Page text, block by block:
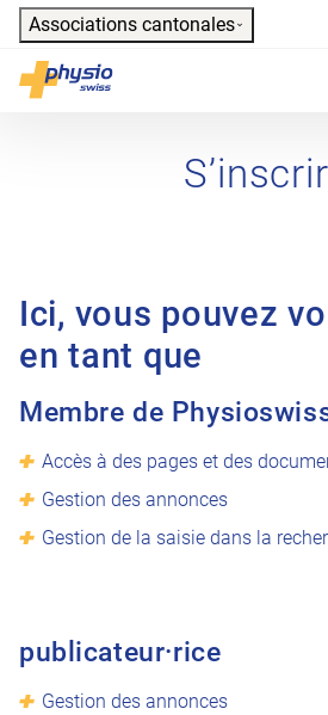
Header
Associations cantonales
Physioswiss
Navigation
Ici, vous pouvez
en tant que
Membre de
Accès à des pages et des
Gestion des annonces
Gestion de la saisie dans la
publicateur·rice
Gestion des annonces